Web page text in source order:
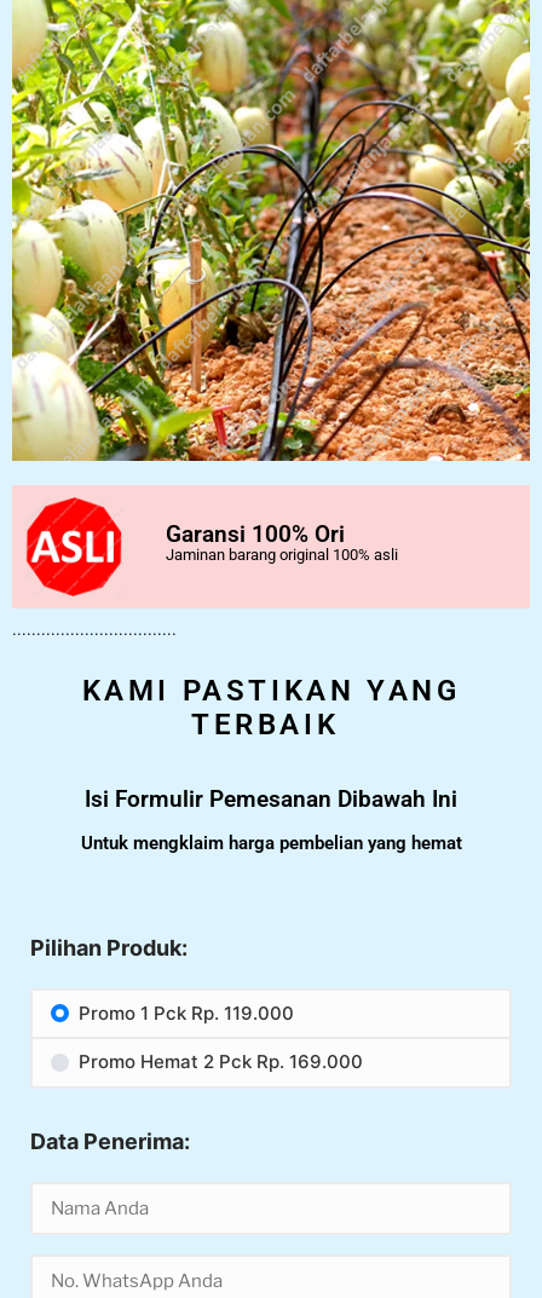
Garansi 100% Ori
Jaminan barang original 100% asli
..................................
KAMI PASTIKAN YANG
TERBAIK
Isi Formulir Pemesanan Dibawah Ini
Untuk mengklaim harga pembelian yang hemat
Pilihan Produk:
Promo 1 Pck Rp. 119.000
Promo Hemat 2 Pck Rp. 169.000
Data Penerima: